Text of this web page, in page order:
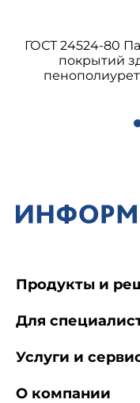
ГОСТ 24524-80
покрытий
Продукты и
Для
Услуги и
О компании